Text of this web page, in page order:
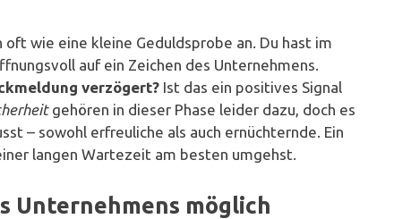
wie eine kleine Geduldsprobe an. Du hast im
auf ein Zeichen des Unternehmens.
verzögert? Ist das ein positives Signal
gehören in dieser Phase leider dazu, doch es
– sowohl erfreuliche als auch ernüchternde. Ein
langen Wartezeit am besten umgehst.
Unternehmens möglich